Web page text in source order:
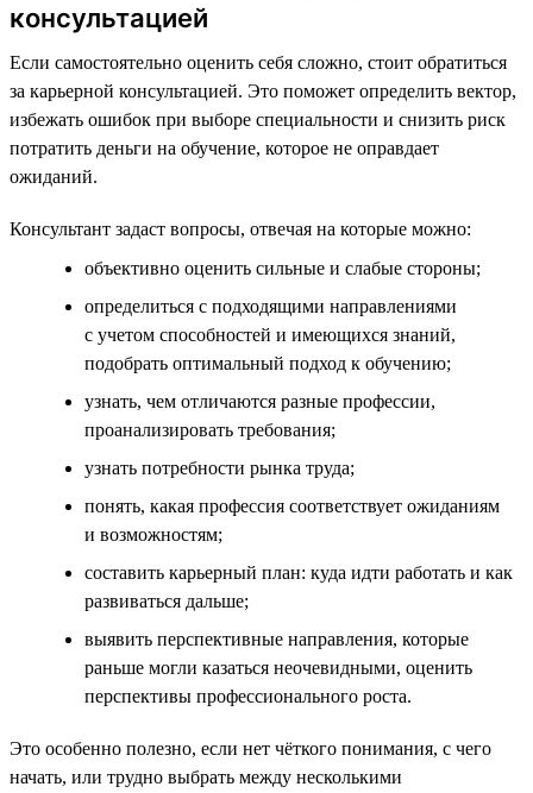
консультацией
Если самостоятельно оценить себя сложно, стоит обратиться
за карьерной консультацией. Это поможет определить вектор,
избежать ошибок при выборе специальности и снизить риск
потратить деньги на обучение, которое не оправдает
ожиданий.
Консультант задаст вопросы, отвечая на которые можно:
объективно оценить сильные и слабые стороны;
определиться с подходящими направлениями
с учетом способностей и имеющихся знаний,
подобрать оптимальный подход к обучению;
узнать, чем отличаются разные профессии,
проанализировать требования;
узнать потребности рынка труда;
понять, какая профессия соответствует ожиданиям
и возможностям;
составить карьерный план: куда идти работать и как
развиваться дальше;
выявить перспективные направления, которые
раньше могли казаться неочевидными, оценить
перспективы профессионального роста.
Это особенно полезно, если нет чёткого понимания, с чего
начать, или трудно выбрать между несколькими